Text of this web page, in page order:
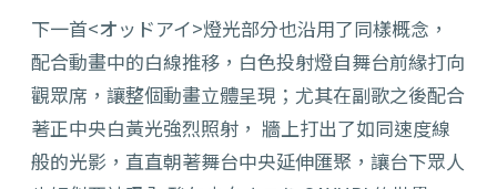
下一首<オッドアイ>燈光部分也沿用了同樣概念，
配合動畫中的白線推移，白色投射燈自舞台前緣打向
觀眾席， 讓整個動畫立體呈現； 尤其在副歌之後配合
著正中央白黃光強烈照射， 牆上打出了如同速度線
般的光影，直直朝著舞台中央延伸匯聚， 讓台下眾人